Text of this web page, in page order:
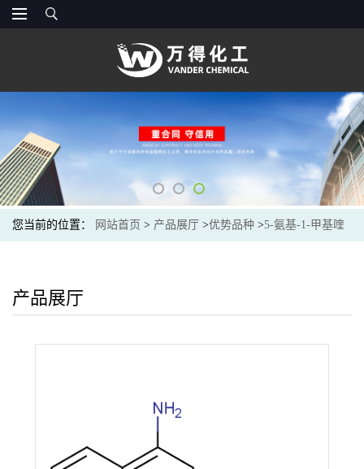
您当前的位置： 网站首页 > 产品展厅 >优势品种 >5-氨基-1-甲基喹
产品展厅